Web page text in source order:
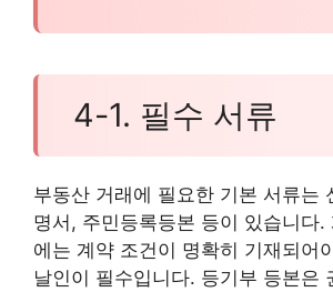
4-1. 필수 서류
부동산 거래에 필요한 기본 서류는
명서, 주민등록등본 등이 있습니다.
에는 계약 조건이 명확히 기재되어
날인이 필수입니다. 등기부 등본은